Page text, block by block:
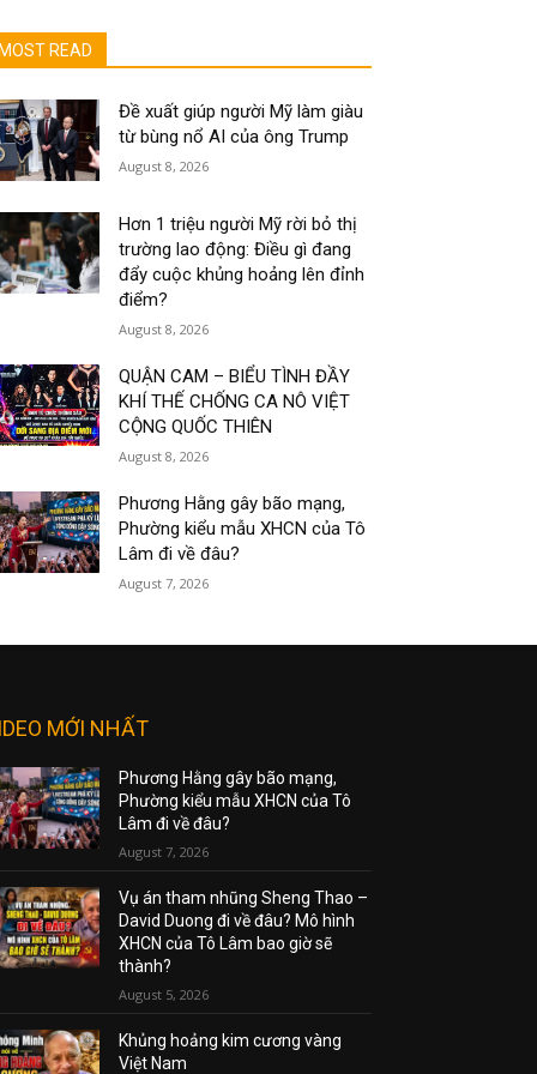
MOST READ
Đề xuất giúp người Mỹ làm giàu
từ bùng nổ AI của ông Trump
August 8, 2026
Hơn 1 triệu người Mỹ rời bỏ thị
trường lao động: Điều gì đang
đẩy cuộc khủng hoảng lên đỉnh
điểm?
August 8, 2026
QUẬN CAM – BIỂU TÌNH ĐẦY
KHÍ THẾ CHỐNG CA NÔ VIỆT
CỘNG QUỐC THIÊN
August 8, 2026
Phương Hằng gây bão mạng,
Phường kiểu mẫu XHCN của Tô
Lâm đi về đâu?
August 7, 2026
MỚI NHẤT
Phương Hằng gây bão mạng,
Phường kiểu mẫu XHCN của Tô
Lâm đi về đâu?
August 7, 2026
Vụ án tham nhũng Sheng Thao –
David Duong đi về đâu? Mô hình
XHCN của Tô Lâm bao giờ sẽ
thành?
August 5, 2026
Khủng hoảng kim cương vàng
Việt Nam